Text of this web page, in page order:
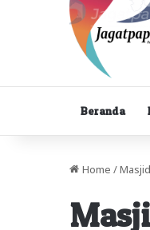
Beranda
Home /